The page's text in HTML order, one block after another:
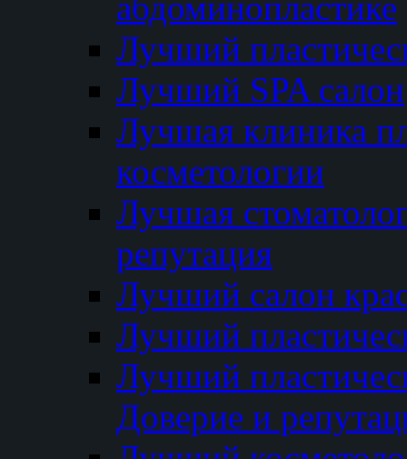
Лучший
Лучший SPA салон
Лучшая клиника
косметологии
Лучшая
репутация
Лучший салон
Лучший
Лучший
Доверие и